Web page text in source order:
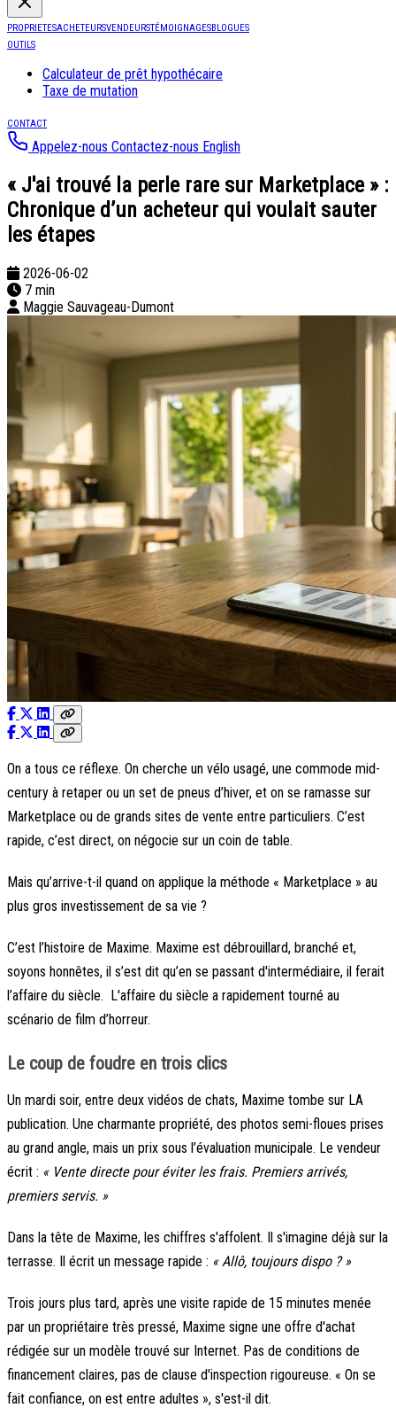
PROPRIETESACHETEURSVENDEURSTÉMOIGNAGESBLOGUES
OUTILS
Calculateur de prêt hypothécaire
Taxe de mutation
CONTACT
Appelez-nous Contactez-nous English
« J'ai trouvé la perle rare sur Marketplace » :
Chronique d’un acheteur qui voulait sauter
les étapes
2026-06-02
7 min
Maggie Sauvageau-Dumont
On a tous ce réflexe. On cherche un vélo usagé, une commode mid-
century à retaper ou un set de pneus d’hiver, et on se ramasse sur
Marketplace ou de grands sites de vente entre particuliers. C’est
rapide, c’est direct, on négocie sur un coin de table.
Mais qu’arrive-t-il quand on applique la méthode « Marketplace » au
plus gros investissement de sa vie ?
C’est l’histoire de Maxime. Maxime est débrouillard, branché et,
soyons honnêtes, il s’est dit qu’en se passant d'intermédiaire, il ferait
l’affaire du siècle. L'affaire du siècle a rapidement tourné au
scénario de film d’horreur.
Le coup de foudre en trois clics
Un mardi soir, entre deux vidéos de chats, Maxime tombe sur LA
publication. Une charmante propriété, des photos semi-floues prises
au grand angle, mais un prix sous l’évaluation municipale. Le vendeur
écrit : « Vente directe pour éviter les frais. Premiers arrivés,
premiers servis. »
Dans la tête de Maxime, les chiffres s'affolent. Il s'imagine déjà sur la
terrasse. Il écrit un message rapide : « Allô, toujours dispo ? »
Trois jours plus tard, après une visite rapide de 15 minutes menée
par un propriétaire très pressé, Maxime signe une offre d'achat
rédigée sur un modèle trouvé sur Internet. Pas de conditions de
financement claires, pas de clause d'inspection rigoureuse. « On se
fait confiance, on est entre adultes », s'est-il dit.